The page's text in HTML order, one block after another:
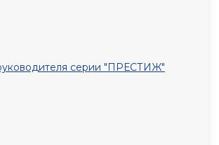
серии "ПРЕСТИЖ"